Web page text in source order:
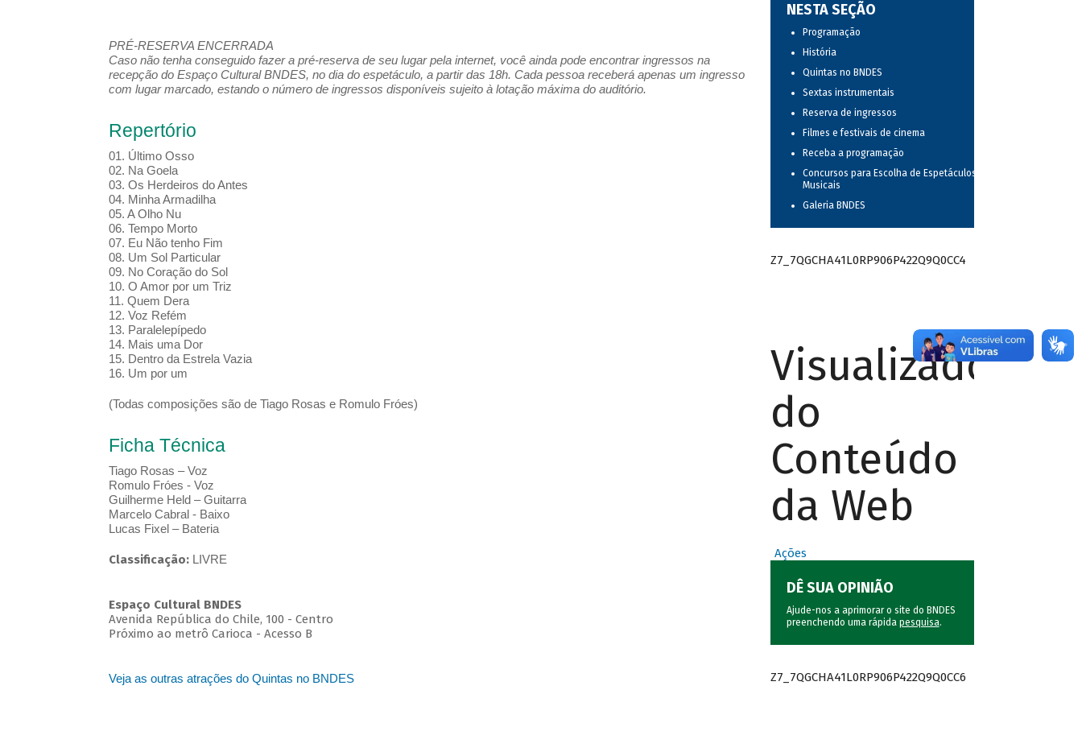
PRÉ-RESERVA ENCERRADA
Caso não tenha conseguido fazer a pré-reserva de seu lugar pela internet, você ainda pode encontrar ingressos na
recepção do Espaço Cultural BNDES, no dia do espetáculo, a partir das 18h. Cada pessoa receberá apenas um ingresso
com lugar marcado, estando o número de ingressos disponíveis sujeito à lotação máxima do auditório.
Repertório
01. Último Osso
02. Na Goela
03. Os Herdeiros do Antes
04. Minha Armadilha
05. A Olho Nu
06. Tempo Morto
07. Eu Não tenho Fim
08. Um Sol Particular
09. No Coração do Sol
10. O Amor por um Triz
11. Quem Dera
12. Voz Refém
13. Paralelepípedo
14. Mais uma Dor
15. Dentro da Estrela Vazia
16. Um por um
(Todas composições são de Tiago Rosas e Romulo Fróes)
Ficha Técnica
Tiago Rosas – Voz
Romulo Fróes - Voz
Guilherme Held – Guitarra
Marcelo Cabral - Baixo
Lucas Fixel – Bateria
Classificação: LIVRE
Espaço Cultural BNDES
Avenida República do Chile, 100 - Centro
Próximo ao metrô Carioca - Acesso B
Veja as outras atrações do Quintas no BNDES
NESTA SEÇÃO
Programação
História
Quintas no BNDES
Sextas instrumentais
Reserva de ingressos
Filmes e festivais de cinema
Receba a programação
Concursos para Escolha de Espetáculos
Musicais
Galeria BNDES
Z7_7QGCHA41L0RP906P422Q9Q0CC4
Visualizador
do
Conteúdo
da Web
Ações
DÊ SUA OPINIÃO
Ajude-nos a aprimorar o site do BNDES
preenchendo uma rápida pesquisa.
Z7_7QGCHA41L0RP906P422Q9Q0CC6